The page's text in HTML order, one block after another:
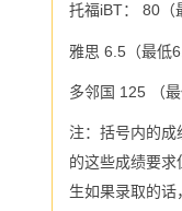
托福iBT： 80
雅思 6.5 （最低
多邻国 125 （
注：括号内的
的这些成绩要
生如果录取的